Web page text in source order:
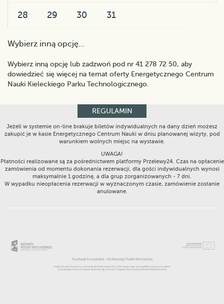
28 29 30 31
Wybierz inną opcję...
Wybierz inną opcję lub zadzwoń pod nr 41 278 72 50, aby
dowiedzieć się więcej na temat oferty Energetycznego Centrum
Nauki Kieleckiego Parku Technologicznego.
REGULAMIN
Jeżeli w systemie on-line brakuje biletów indywidualnych na dany dzień możesz
zakupić je w kasie Energetycznego Centrum Nauki w dniu planowanej wizyty, pod
warunkiem wolnych miejsc na wystawie.
UWAGA!
Płatności realizowane są za pośrednictwem platformy Przelewy24. Czas na opłacenie
zamówienia od momentu dokonania rezerwacji, dla gości indywidualnych wynosi
maksymalnie 1 godzinę, a dla grup zorganizowanych - 7 dni.
W wypadku nieopłacenia rezerwacji w wyznaczonym czasie, zamówienie zostanie
anulowane.